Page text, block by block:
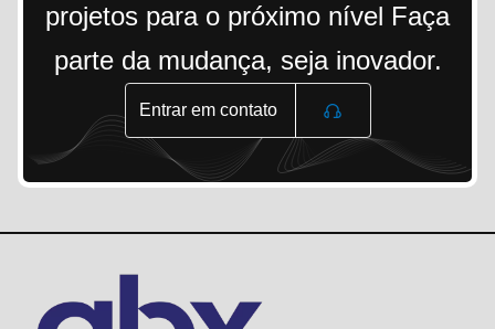
projetos para o próximo nível Faça
parte da mudança, seja inovador.
Entrar em contato